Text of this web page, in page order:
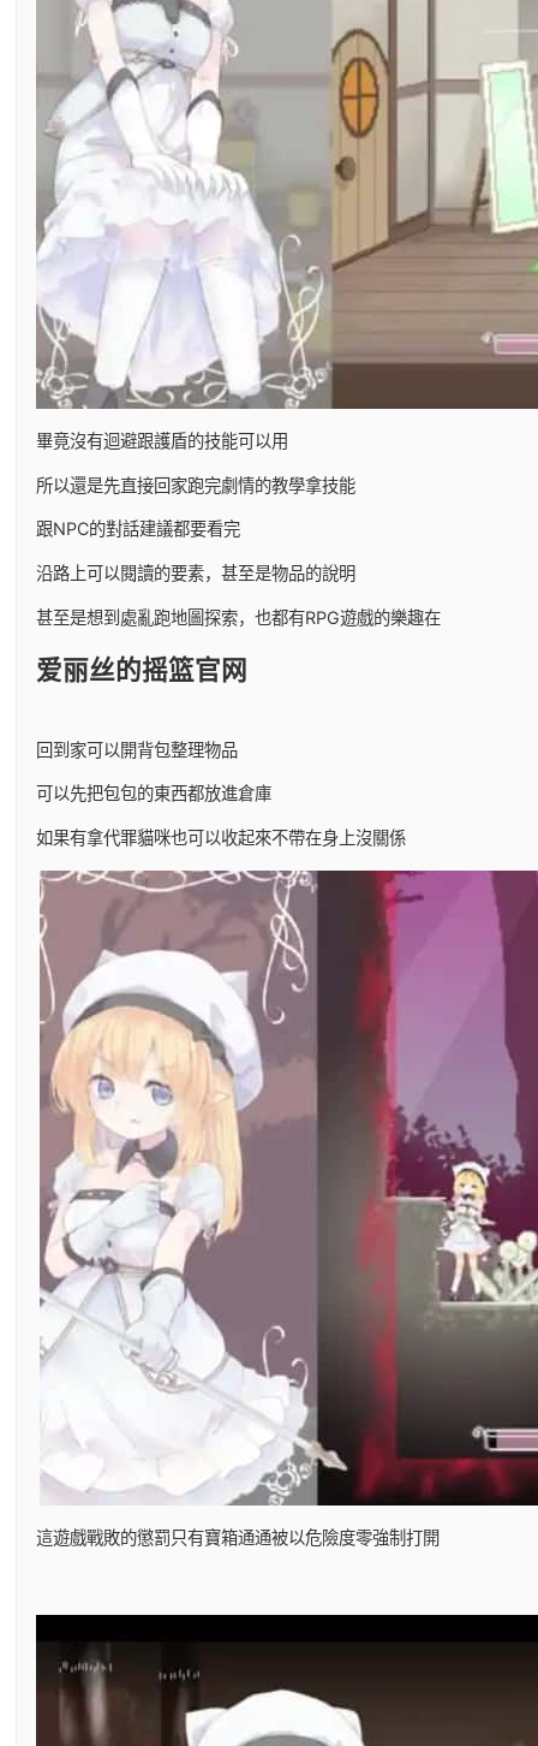
畢竟沒有迴避跟護盾的技能可以用
所以還是先直接回家跑完劇情的教學拿技能
跟NPC的對話建議都要看完
沿路上可以閱讀的要素，甚至是物品的說明
甚至是想到處亂跑地圖探索，也都有RPG遊戲的樂趣在
爱丽丝的摇篮官网
回到家可以開背包整理物品
可以先把包包的東西都放進倉庫
如果有拿代罪貓咪也可以收起來不帶在身上沒關係
這遊戲戰敗的懲罰只有寶箱通通被以危險度零強制打開